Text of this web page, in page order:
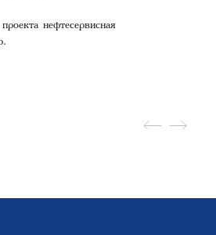
нефтесервисная
.